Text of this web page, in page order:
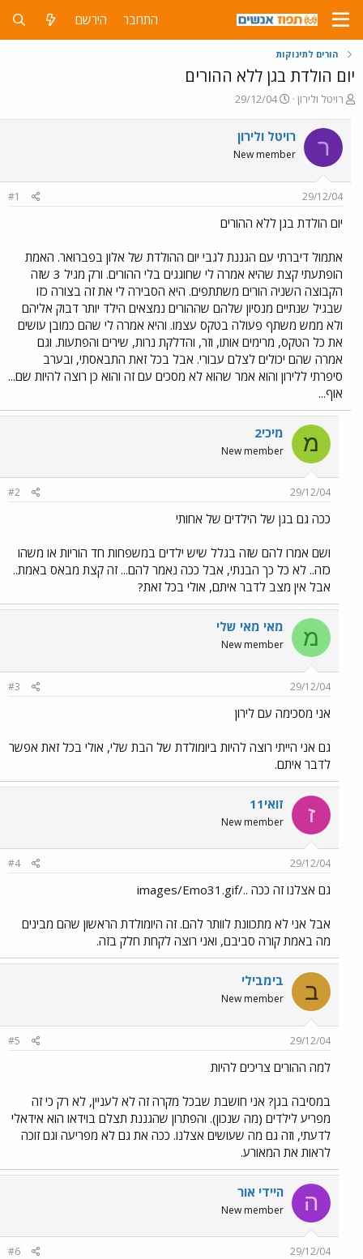
התחבר הירשם
הורים לתינוקות
יום הולדת בגן ללא ההורים
פ
ח
ה
ו
ש
רויטל ולירון
פ
ס
ם
ת
29/12/04
ר רויטל ולירון
New member
29/12/04
#1
יום הולדת בגן ללא ההורים
אתמול דיברתי עם הגננת לגבי יום ההולדת של אלון בפברואר. האמת
הופתעתי קצת שהיא אמרה לי שחוגגים בלי ההורים. ורק מגיל 3 שזה
הקבוצה השניה הורים משתתפים. היא הסבירה לי את זה בצורה כזו
שבגיל שנתיים מנסיון שלהם שההורים נמצאים הילד יותר דבוק אליהם
ולא ממש משתף פעולה בטקס עצמו. והיא אמרה לי שהם כמובן עושים
את כל הטקס, מרימים אותו, וזר, והדלקת נרות, שירים והפתעות. וגם
אמרה שהם יכולים לצלם עבורי. אבל בכל זאת התבאסתי, ובערב
סיפרתי ללירון והוא אמר שהוא לא מסכים עם זה והוא כן רוצה להיות שם...
אוף...
מ מיכי2
New member
29/12/04
#2
ככה גם בגן של הילדים של אחותי
ושם אמרו להם שזה בגלל שיש ילדים במשפחות חד הוריות או משהו
כזה.. לא כל כך הבנתי, אבל ככה נאמר להם... זה קצת מבאס באמת..
אבל אין מצב לדבר איתם, אולי בכל זאת?
מ מאי מאי שלי
New member
29/12/04
#3
אני מסכימה עם לירון
גם אני הייתי רוצה להיות ביומולדת של הבת שלי, אולי בכל זאת אפשר
לדבר איתם.
ז זואי11
New member
29/12/04
#4
גם אצלנו זה ככה ../images/Emo31.gif
אבל אני לא מתכוונת לוותר להם. זה היומולדת הראשון שהם מבינים
מה באמת קורה סביבם, ואני רוצה לקחת חלק בזה.
ב בימבילי
New member
29/12/04
#5
למה ההורים צריכים להיות
במסיבה בגן? אני חושבת שבכל מקרה זה לא לעניין, לא רק כי זה
מפריע לילדים (מה שנכון). והפתרון שהגננת תצלם בוידאו הוא אידאלי
לדעתי, וזה גם מה שעושים אצלנו. ככה את גם לא מפריעה וגם זוכה
לראות את המאורע.
ה היידי אור
New member
29/12/04
#6